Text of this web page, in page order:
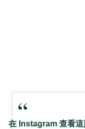
在 Instagram 查看這